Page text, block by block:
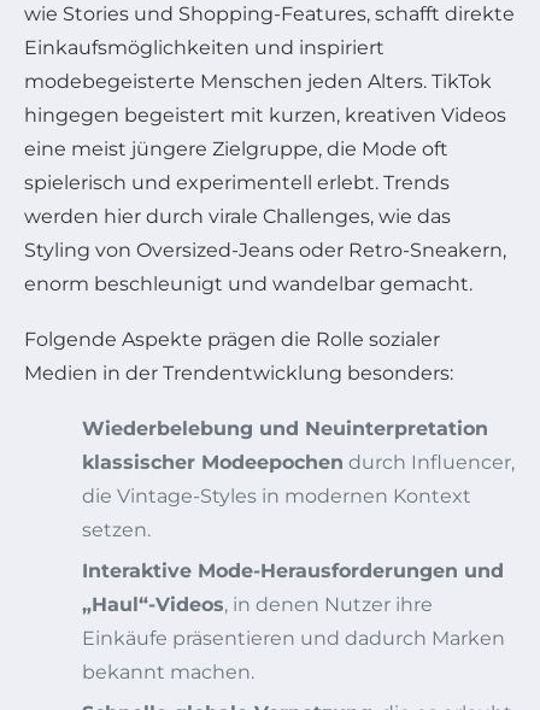
wie Stories und Shopping-Features, schafft direkte
Einkaufsmöglichkeiten und inspiriert
modebegeisterte Menschen jeden Alters. TikTok
hingegen begeistert mit kurzen, kreativen Videos
eine meist jüngere Zielgruppe, die Mode oft
spielerisch und experimentell erlebt. Trends
werden hier durch virale Challenges, wie das
Styling von Oversized-Jeans oder Retro-Sneakern,
enorm beschleunigt und wandelbar gemacht.
Folgende Aspekte prägen die Rolle sozialer
Medien in der Trendentwicklung besonders:
Wiederbelebung und Neuinterpretation
klassischer Modeepochen durch Influencer,
die Vintage-Styles in modernen Kontext
setzen.
Interaktive Mode-Herausforderungen und
„Haul“-Videos, in denen Nutzer ihre
Einkäufe präsentieren und dadurch Marken
bekannt machen.